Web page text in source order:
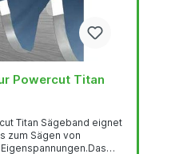
Powercut Titan
Titan Sägeband eignet
zum Sägen von